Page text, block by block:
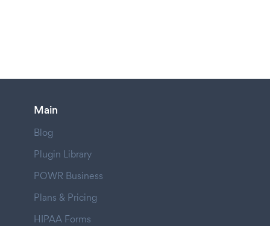
Main
Blog
Plugin Library
POWR Business
Plans & Pricing
HIPAA Forms